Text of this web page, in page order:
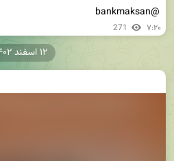
@bankmaksan
271 ۷:۲۰
۱۲ اسفند ۱۴۰۲